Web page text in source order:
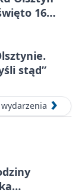
16
stąd”